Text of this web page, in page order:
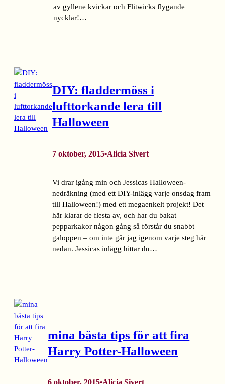
av gyllene kvickar och Flitwicks flygande
nycklar!…
DIY: fladdermöss i
lufttorkande lera till
Halloween
7 oktober, 2015•Alicia Sivert
Vi drar igång min och Jessicas Halloween-
nedräkning (med ett DIY-inlägg varje onsdag fram
till Halloween!) med ett megaenkelt projekt! Det
här klarar de flesta av, och har du bakat
pepparkakor någon gång så förstår du snabbt
galoppen – om inte går jag igenom varje steg här
nedan. Jessicas inlägg hittar du…
mina bästa tips för att fira
Harry Potter-Halloween